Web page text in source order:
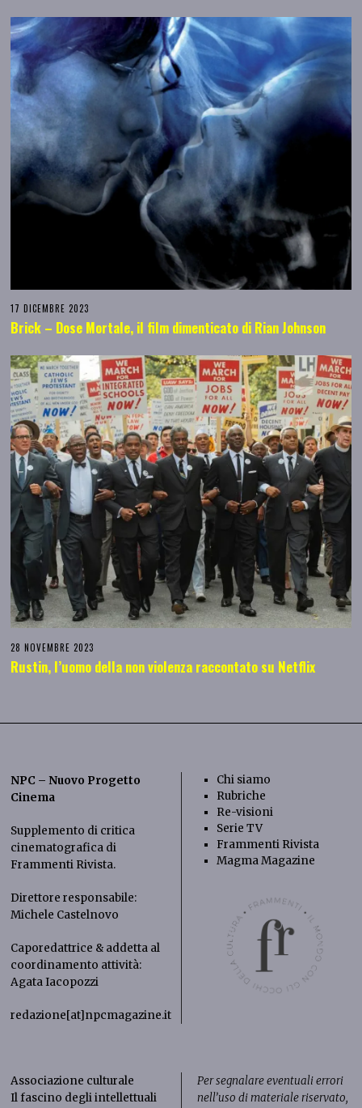
17 DICEMBRE 2023
Brick – Dose Mortale, il film dimenticato di Rian Johnson
28 NOVEMBRE 2023
Rustin, l’uomo della non violenza raccontato su Netflix
NPC – Nuovo Progetto
Cinema
Supplemento di critica
cinematografica di
Frammenti Rivista.
Direttore responsabile:
Michele Castelnovo
Caporedattrice & addetta al
coordinamento attività:
Agata Iacopozzi
redazione[at]npcmagazine.it
Chi siamo
Rubriche
Re-visioni
Serie TV
Frammenti Rivista
Magma Magazine
Associazione culturale
Il fascino degli intellettuali
Per segnalare eventuali errori
nell’uso di materiale riservato,